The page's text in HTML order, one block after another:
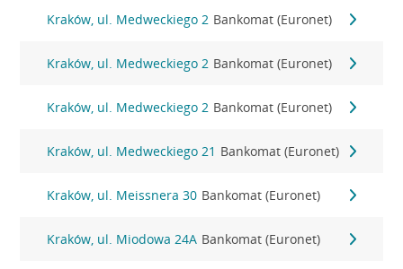
Kraków, ul. Medweckiego 2 Bankomat (Euronet)
Kraków, ul. Medweckiego 2 Bankomat (Euronet)
Kraków, ul. Medweckiego 2 Bankomat (Euronet)
Kraków, ul. Medweckiego 21 Bankomat (Euronet)
Kraków, ul. Meissnera 30 Bankomat (Euronet)
Kraków, ul. Miodowa 24A Bankomat (Euronet)